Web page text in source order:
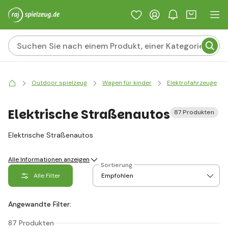
Outdoor spielzeug Wagen für kinder Elektrofahrzeuge
Elektrische Straßenautos 87 Produkten
Elektrische Straßenautos
Alle Informationen anzeigen
Alle Filter
Sortierung
Angewandte Filter:
87 Produkten